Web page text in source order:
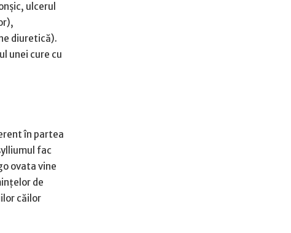
ulcerul
diuretică).
unei cure cu
în partea
fac
ovata vine
de
căilor